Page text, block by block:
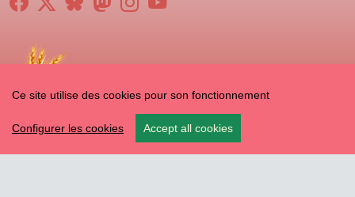
Ce site utilise des cookies pour son fonctionnement
Configurer les cookies Accept all cookies